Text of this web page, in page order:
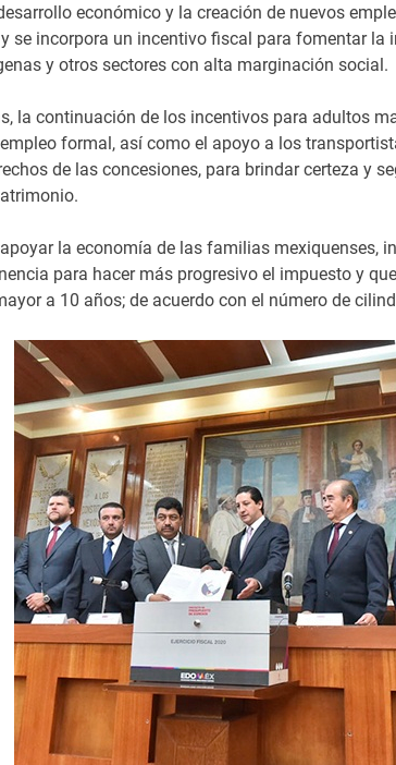
económico y la creación de nuevos
se incorpora un incentivo fiscal para fomentar
y otros sectores con alta marginación social.
la continuación de los incentivos para adultos
formal, así como el apoyo a los
de las concesiones, para brindar certeza y
la economía de las familias mexiquenses,
para hacer más progresivo el impuesto y
a 10 años; de acuerdo con el número de